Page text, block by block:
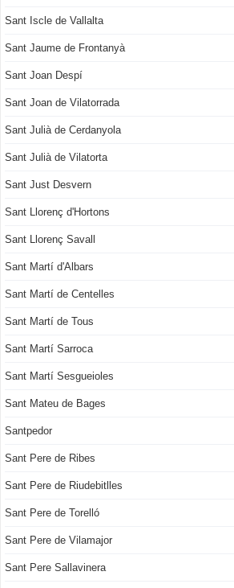
Sant Iscle de Vallalta
Sant Jaume de Frontanyà
Sant Joan Despí
Sant Joan de Vilatorrada
Sant Julià de Cerdanyola
Sant Julià de Vilatorta
Sant Just Desvern
Sant Llorenç d'Hortons
Sant Llorenç Savall
Sant Martí d'Albars
Sant Martí de Centelles
Sant Martí de Tous
Sant Martí Sarroca
Sant Martí Sesgueioles
Sant Mateu de Bages
Santpedor
Sant Pere de Ribes
Sant Pere de Riudebitlles
Sant Pere de Torelló
Sant Pere de Vilamajor
Sant Pere Sallavinera